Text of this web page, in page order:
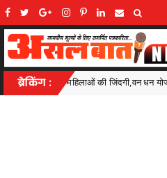
ब्रेकिंग :
से मिली आत्मनिर्भरता की नई पहचान